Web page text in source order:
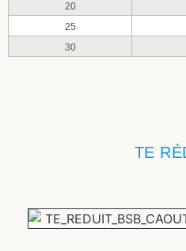
20
25
30
TE